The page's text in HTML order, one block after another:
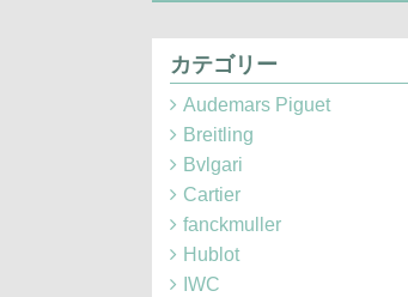
カテゴリー
Audemars Piguet
Breitling
Bvlgari
Cartier
fanckmuller
Hublot
IWC